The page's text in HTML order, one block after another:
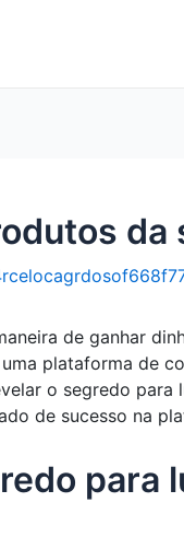
da
de ganhar
plataforma de
o segredo
de sucesso na
para